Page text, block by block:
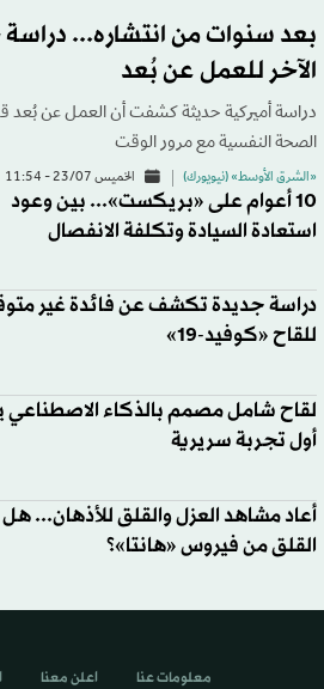
بعد سنوات من انتشاره...
الآخر للعمل عن بُعد
دراسة أميركية حديثة كشفت أن العمل عن بُعد
الصحة النفسية مع مرور الوقت
«الشرق الأوسط» (نيويورك) الخميس 23/07 - 11:54
10 أعوام على «بريكست»... بين وعود
استعادة السيادة وتكلفة الانفصال
دراسة جديدة تكشف عن فائدة غير
للقاح «كوفيد-19»
لقاح شامل مصمم بالذكاء الاصطناعي
أول تجربة سريرية
أعاد مشاهد العزل والقلق للأذهان... هل
القلق من فيروس «هانتا»؟
معلومات عنا اعلن معنا